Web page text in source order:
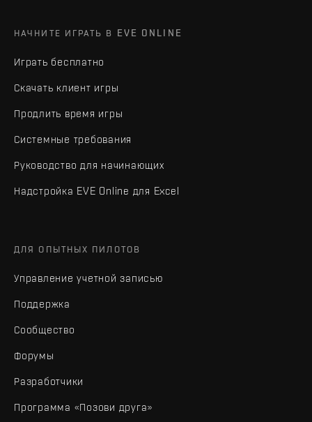
НАЧНИТЕ ИГРАТЬ В EVE ONLINE
Играть бесплатно
Скачать клиент игры
Продлить время игры
Системные требования
Руководство для начинающих
Надстройка EVE Online для Excel
ДЛЯ ОПЫТНЫХ ПИЛОТОВ
Управление учетной записью
Поддержка
Сообщество
Форумы
Разработчики
Программа «Позови друга»